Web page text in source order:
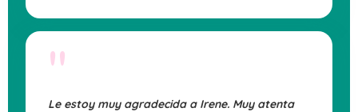
"
Le estoy muy agradecida a Irene. Muy atenta